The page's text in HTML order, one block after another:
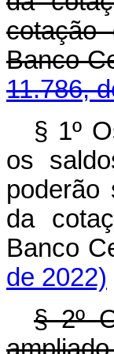
cotação
11.786,
§ 1º
os
poderão
da
Banco
de 2022)
§ 2º